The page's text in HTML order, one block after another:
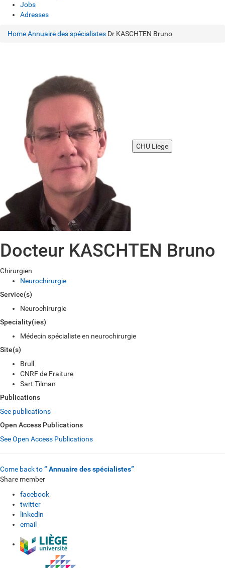
Jobs
Adresses
HomeAnnuaire des spécialistes Dr KASCHTEN Bruno
CHU Liege
Docteur KASCHTEN Bruno
Chirurgien
Neurochirurgie
Service(s)
Neurochirurgie
Speciality(ies)
Médecin spécialiste en neurochirurgie
Site(s)
Brull
CNRF de Fraiture
Sart Tilman
Publications
See publications
Open Access Publications
See Open Access Publications
Come back to“ Annuaire des spécialistes”
Share member
facebook
twitter
linkedin
email